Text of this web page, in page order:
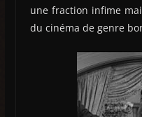
une fraction infime
du cinéma de genre